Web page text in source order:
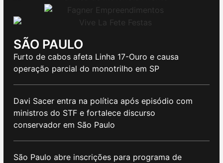
SÃO PAULO
Furto de cabos afeta Linha 17-Ouro e causa
operação parcial do monotrilho em SP
Davi Sacer entra na política após episódio com
ministros do STF e fortalece discurso
conservador em São Paulo
São Paulo abre inscrições para programa de